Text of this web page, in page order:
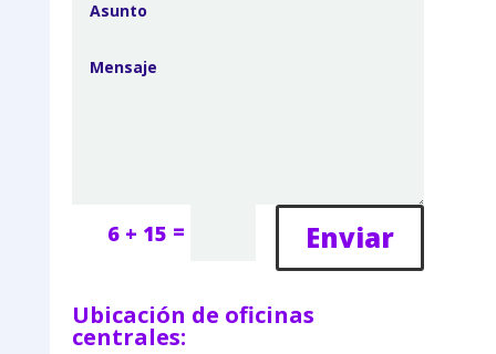
6 + 15 = Enviar
Ubicación de oficinas
centrales: